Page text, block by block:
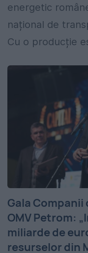
energetic
național de
Cu o producție
Gala Companii
OMV Petrom:
miliarde de
resurselor din